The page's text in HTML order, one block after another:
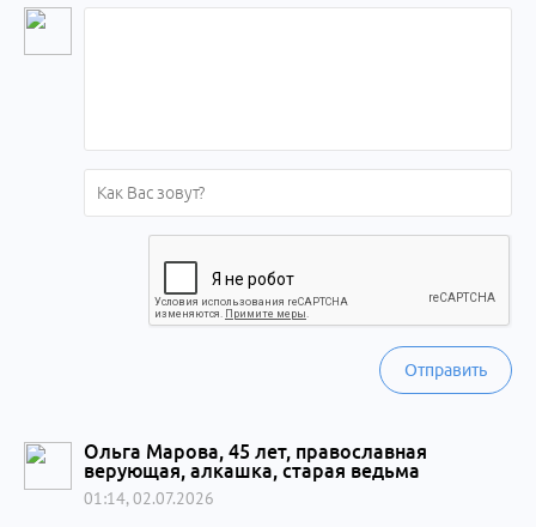
Отправить
Ольга Марова, 45 лет, православная
верующая, алкашка, старая ведьма
01:14, 02.07.2026